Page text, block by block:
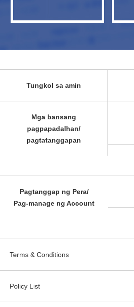
Tungkol sa amin
Mga bansang
pagpapadalhan/
pagtatanggapan
Pagtanggap ng Pera/
Pag-manage ng Account
Terms & Conditions
Policy List